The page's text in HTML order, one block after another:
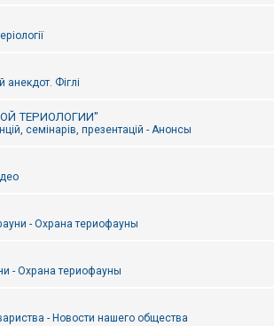
анекдот. Фіглі
ТЕРИОЛОГИИ"
семінарів, презентацій - Анонсы
- Охрана териофауны
- Охрана териофауны
- Новости нашего общества